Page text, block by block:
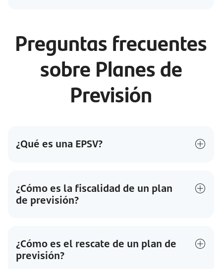
Preguntas frecuentes
sobre Planes de
Previsión
¿Qué es una EPSV?
¿Cómo es la fiscalidad de un plan
de previsión?
¿Cómo es el rescate de un plan de
previsión?